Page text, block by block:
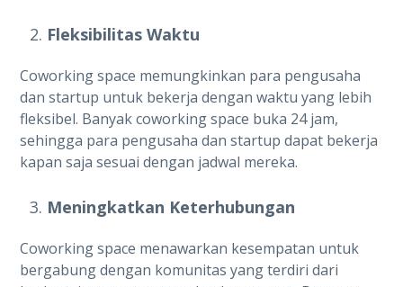
Fleksibilitas Waktu
Coworking space memungkinkan para pengusaha
dan startup untuk bekerja dengan waktu yang lebih
fleksibel. Banyak coworking space buka 24 jam,
sehingga para pengusaha dan startup dapat bekerja
kapan saja sesuai dengan jadwal mereka.
Meningkatkan Keterhubungan
Coworking space menawarkan kesempatan untuk
bergabung dengan komunitas yang terdiri dari